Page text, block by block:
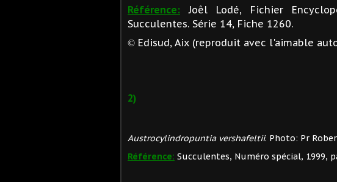
Référence: Joêl Lodé, Fichier
Succulentes. Série 14, Fiche 1260.
© Edisud, Aix (reproduit avec l'aimable
2)
Austrocylindropuntia vershafeltii. Photo: Pr
Référence: Succulentes, Numéro spécial, 1999,